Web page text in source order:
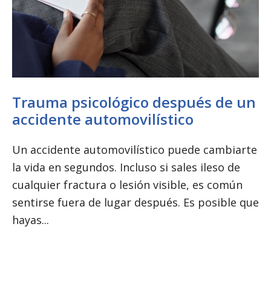
Trauma psicológico después de un
accidente automovilístico
Un accidente automovilístico puede cambiarte
la vida en segundos. Incluso si sales ileso de
cualquier fractura o lesión visible, es común
sentirse fuera de lugar después. Es posible que
hayas...